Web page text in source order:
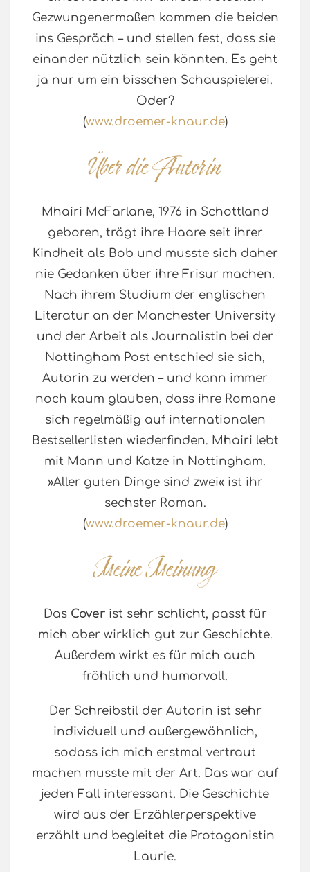
Gezwungenermaßen kommen die beiden
ins Gespräch – und stellen fest, dass sie
einander nützlich sein könnten. Es geht
ja nur um ein bisschen Schauspielerei.
Oder?
(www.droemer-knaur.de)
Mhairi McFarlane, 1976 in Schottland
geboren, trägt ihre Haare seit ihrer
Kindheit als Bob und musste sich daher
nie Gedanken über ihre Frisur machen.
Nach ihrem Studium der englischen
Literatur an der Manchester University
und der Arbeit als Journalistin bei der
Nottingham Post entschied sie sich,
Autorin zu werden – und kann immer
noch kaum glauben, dass ihre Romane
sich regelmäßig auf internationalen
Bestsellerlisten wiederfinden. Mhairi lebt
mit Mann und Katze in Nottingham.
»Aller guten Dinge sind zwei« ist ihr
sechster Roman.
(www.droemer-knaur.de)
Das Coverist sehr schlicht, passt für
mich aber wirklich gut zur Geschichte.
Außerdem wirkt es für mich auch
fröhlich und humorvoll.
Der Schreibstil der Autorin ist sehr
individuell und außergewöhnlich,
sodass ich mich erstmal vertraut
machen musste mit der Art. Das war auf
jeden Fall interessant. Die Geschichte
wird aus der Erzählerperspektive
erzählt und begleitet die Protagonistin
Laurie.